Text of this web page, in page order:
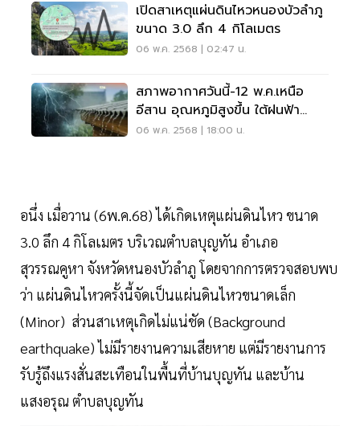
เปิดสาเหตุแผ่นดินไหวหนองบัวลำภู​
ขนาด 3.0 ลึก 4 กิโลเมตร​
06 พ.ค. 2568 | 02:47 น.
สภาพอากาศวันนี้-12 พ.ค.เหนือ
อีสาน อุณหภูมิสูงขึ้น ใต้ฝนฟ้า
คะนอง
06 พ.ค. 2568 | 18:00 น.
อนึ่ง เมื่อวาน (6พ.ค.68) ได้เกิดเหตุแผ่นดินไหว ขนาด
3.0 ลึก 4 กิโลเมตร บริเวณตำบลบุญทัน อำเภอ
สุวรรณคูหา จังหวัดหนองบัวลำภู โดยจากการตรวจสอบพบ
ว่า แผ่นดินไหวครั้งนี้จัดเป็นแผ่นดินไหวขนาดเล็ก
(Minor) ส่วนสาเหตุเกิดไม่แน่ชัด (Background
earthquake) ไม่มีรายงานความเสียหาย แต่มีรายงานการ
รับรู้ถึงแรงสั่นสะเทือนในพื้นที่บ้านบุญทัน และบ้าน
แสงอรุณ ตำบลบุญทัน